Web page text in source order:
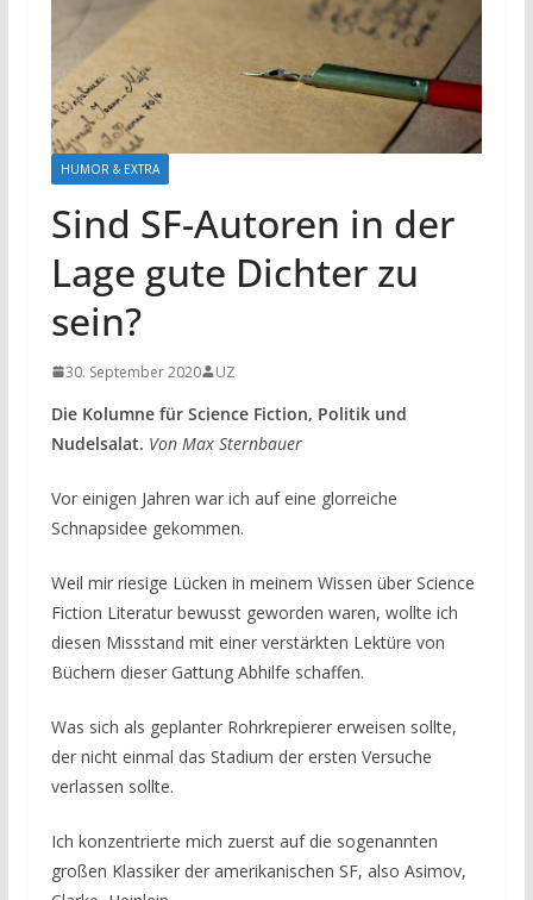
HUMOR & EXTRA
Sind SF-Autoren in der
Lage gute Dichter zu
sein?
30. September 2020 UZ
Die Kolumne für Science Fiction, Politik und
Nudelsalat. Von Max Sternbauer
Vor einigen Jahren war ich auf eine glorreiche
Schnapsidee gekommen.
Weil mir riesige Lücken in meinem Wissen über Science
Fiction Literatur bewusst geworden waren, wollte ich
diesen Missstand mit einer verstärkten Lektüre von
Büchern dieser Gattung Abhilfe schaffen.
Was sich als geplanter Rohrkrepierer erweisen sollte,
der nicht einmal das Stadium der ersten Versuche
verlassen sollte.
Ich konzentrierte mich zuerst auf die sogenannten
großen Klassiker der amerikanischen SF, also Asimov,